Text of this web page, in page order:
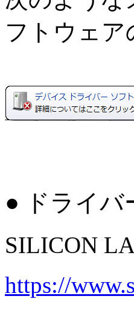
フトウェ
● ドライバ
SILICON
https://